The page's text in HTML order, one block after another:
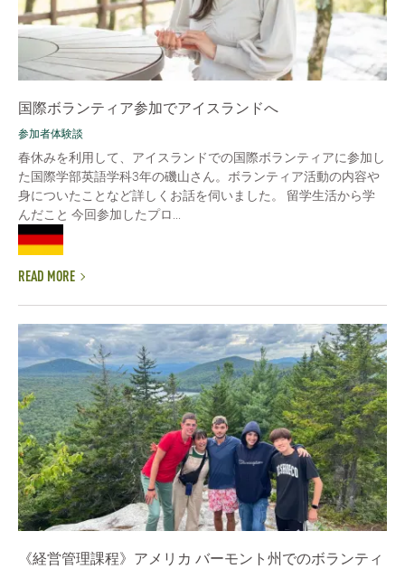
国際ボランティア参加でアイスランドへ
参加者体験談
春休みを利用して、アイスランドでの国際ボランティアに参加し
た国際学部英語学科3年の磯山さん。ボランティア活動の内容や
身についたことなど詳しくお話を伺いました。 留学生活から学
んだこと 今回参加したプロ...
READ MORE
《経営管理課程》アメリカ バーモント州でのボランティ